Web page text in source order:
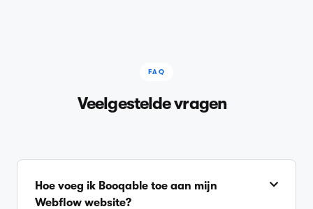
FAQ
Veelgestelde vragen
Hoe voeg ik Booqable toe aan mijn
Webflow website?